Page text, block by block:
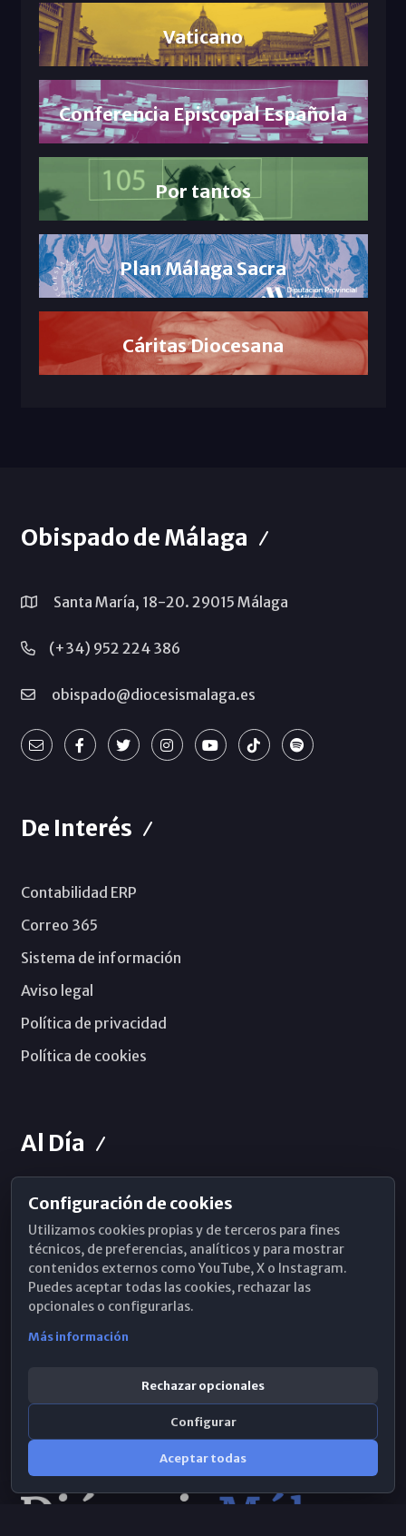
Vaticano
Conferencia Episcopal Española
Por tantos
Plan Málaga Sacra
Cáritas Diocesana
Obispado de Málaga
Santa María, 18-20. 29015 Málaga
(+34) 952 224 386
obispado@diocesismalaga.es
De Interés
Contabilidad ERP
Correo 365
Sistema de información
Aviso legal
Política de privacidad
Política de cookies
Al Día
Horarios de Misa
Hemeroteca
WhatsApp
Configuración de cookies
Utilizamos cookies propias y de terceros para fines
técnicos, de preferencias, analíticos y para mostrar
contenidos externos como YouTube, X o Instagram.
Puedes aceptar todas las cookies, rechazar las
opcionales o configurarlas.
Más información
Rechazar opcionales
Configurar
Aceptar todas